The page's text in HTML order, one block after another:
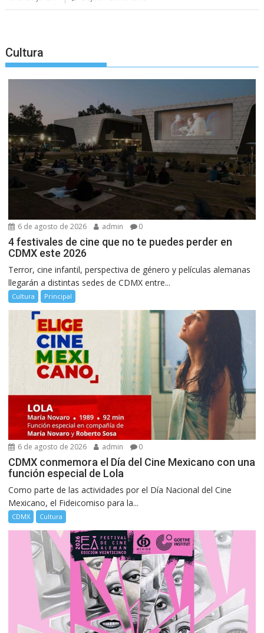
Cultura
6 de agosto de 2026 admin 0
4 festivales de cine que no te puedes perder en
CDMX este 2026
Terror, cine infantil, perspectiva de género y películas alemanas
llegarán a distintas sedes de CDMX entre...
Cultura Principal
6 de agosto de 2026 admin 0
CDMX conmemora el Día del Cine Mexicano con una
función especial de Lola
Como parte de las actividades por el Día Nacional del Cine
Mexicano, el Fideicomiso para la...
CDMX Cultura